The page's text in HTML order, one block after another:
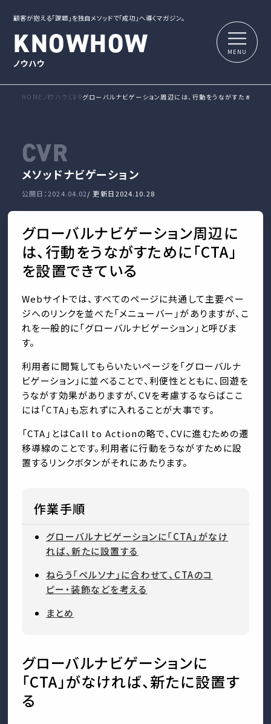
顧客が抱える「課題」を独自メソッドで「成功」へ導くマガジン。
KNOWHOW
ノウハウ
HOME ノウハウ CVRグローバルナビゲーション周辺には、行動をうながすために「
CVR
メソッドナビゲーション
公開日：2024.04.02/ 更新日2024.10.28
グローバルナビゲーション周辺に
は、行動をうながすために「CTA」
を設置できている
Webサイトでは、すべてのページに共通して主要ペー
ジへのリンクを並べた「メニューバー」がありますが、こ
れを一般的に「グローバルナビゲーション」と呼びま
す。
利用者に閲覧してもらいたいページを「グローバルナ
ビゲーション」に並べることで、利便性とともに、回遊を
うながす効果がありますが、CVを考慮するならばここ
には「CTA」も忘れずに入れることが大事です。
「CTA」とはCall to Actionの略で、CVに進むための遷
移導線のことです。利用者に行動をうながすために設
置するリンクボタンがそれにあたります。
作業手順
グローバルナビゲーションに「CTA」がなけ
れば、新たに設置する
ねらう「ペルソナ」に合わせて、CTAのコ
ピー・装飾などを考える
まとめ
グローバルナビゲーションに
「CTA」がなければ、新たに設置す
る